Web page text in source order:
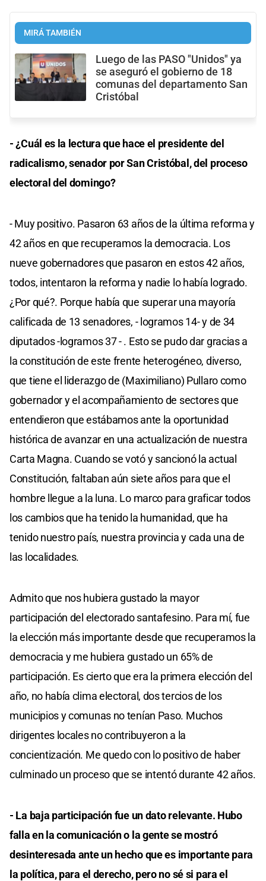
MIRÁ TAMBIÉN
Luego de las PASO "Unidos" ya
se aseguró el gobierno de 18
comunas del departamento San
Cristóbal
- ¿Cuál es la lectura que hace el presidente del
radicalismo, senador por San Cristóbal, del proceso
electoral del domingo?
- Muy positivo. Pasaron 63 años de la última reforma y
42 años en que recuperamos la democracia. Los
nueve gobernadores que pasaron en estos 42 años,
todos, intentaron la reforma y nadie lo había logrado.
¿Por qué?. Porque había que superar una mayoría
calificada de 13 senadores, - logramos 14- y de 34
diputados -logramos 37 - . Esto se pudo dar gracias a
la constitución de este frente heterogéneo, diverso,
que tiene el liderazgo de (Maximiliano) Pullaro como
gobernador y el acompañamiento de sectores que
entendieron que estábamos ante la oportunidad
histórica de avanzar en una actualización de nuestra
Carta Magna. Cuando se votó y sancionó la actual
Constitución, faltaban aún siete años para que el
hombre llegue a la luna. Lo marco para graficar todos
los cambios que ha tenido la humanidad, que ha
tenido nuestro país, nuestra provincia y cada una de
las localidades.
Admito que nos hubiera gustado la mayor
participación del electorado santafesino. Para mí, fue
la elección más importante desde que recuperamos la
democracia y me hubiera gustado un 65% de
participación. Es cierto que era la primera elección del
año, no había clima electoral, dos tercios de los
municipios y comunas no tenían Paso. Muchos
dirigentes locales no contribuyeron a la
concientización. Me quedo con lo positivo de haber
culminado un proceso que se intentó durante 42 años.
- La baja participación fue un dato relevante. Hubo
falla en la comunicación o la gente se mostró
desinteresada ante un hecho que es importante para
la política, para el derecho, pero no sé si para el